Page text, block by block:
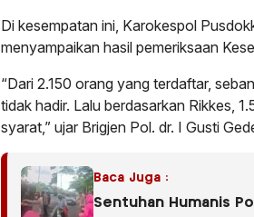
Di kesempatan ini, Karokespol
menyampaikan hasil pemeriksaan
“Dari 2.150 orang yang terdaftar,
tidak hadir. Lalu berdasarkan Rikkes,
syarat,” ujar Brigjen Pol. dr. I Gusti
Baca Juga :
Sentuhan Humanis